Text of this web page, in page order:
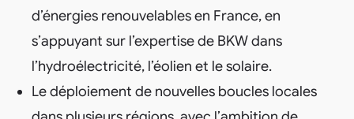
d’énergies renouvelables en France, en
s’appuyant sur l’expertise de BKW dans
l’hydroélectricité, l’éolien et le solaire.
Le déploiement de nouvelles boucles locales